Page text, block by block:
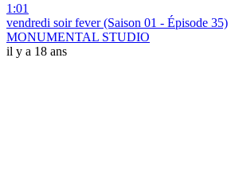
1:01
vendredi soir fever (Saison 01 - Épisode 35)
MONUMENTAL STUDIO
il y a 18 ans